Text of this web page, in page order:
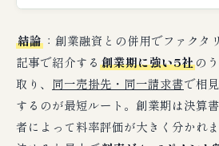
公庫融資 vs ファクタリン
期の経理整理）
【深掘り】業種別 創業
グ併用設計の細部
結論 ：創業融資との併用でファクタ
記事で紹介する 創業期に強い5社の
取り、 同一売掛先・同一請求書で相
するのが最短ルート。創業期は決算
者によって料率評価が大きく分かれ